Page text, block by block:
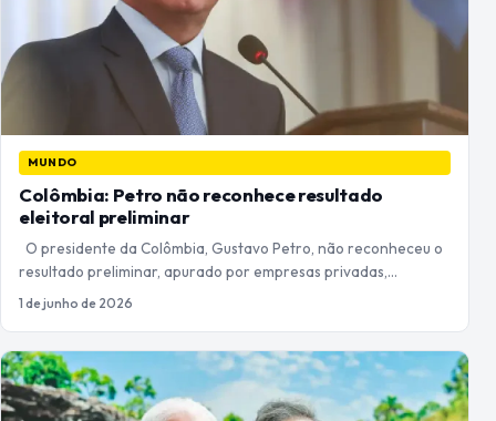
MUNDO
Colômbia: Petro não reconhece resultado
eleitoral preliminar
O presidente da Colômbia, Gustavo Petro, não reconheceu o
resultado preliminar, apurado por empresas privadas,…
1 de junho de 2026